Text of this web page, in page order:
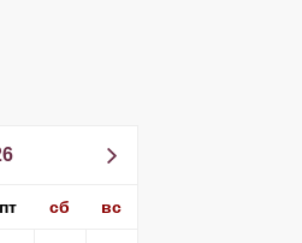
пт сб вс